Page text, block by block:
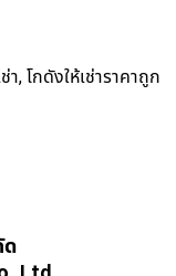
า, โกดังให้เช่าราคาถูก